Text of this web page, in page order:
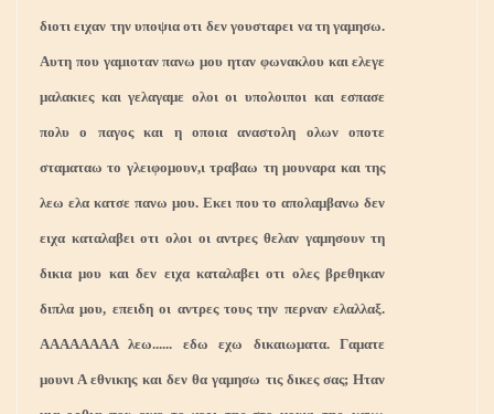
διοτι ειχαν την υποψια οτι δεν γουσταρει να τη γαμησω.
Αυτη που γαμιοταν πανω μου ηταν φωνακλου και ελεγε
μαλακιες και γελαγαμε ολοι οι υπολοιποι και εσπασε
πολυ ο παγος και η οποια αναστολη ολων οποτε
σταματαω το γλειφομουν,ι τραβαω τη μουναρα και της
λεω ελα κατσε πανω μου. Εκει που το απολαμβανω δεν
ειχα καταλαβει οτι ολοι οι αντρες θελαν γαμησουν τη
δικια μου και δεν ειχα καταλαβει οτι ολες βρεθηκαν
διπλα μου, επειδη οι αντρες τους την περναν ελαλλαξ.
ΑΑΑΑΑΑΑΑ λεω...... εδω εχω δικαιωματα. Γαματε
μουνι Α εθνικης και δεν θα γαμησω τις δικες σας; Ηταν